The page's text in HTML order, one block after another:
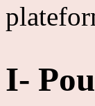
I-